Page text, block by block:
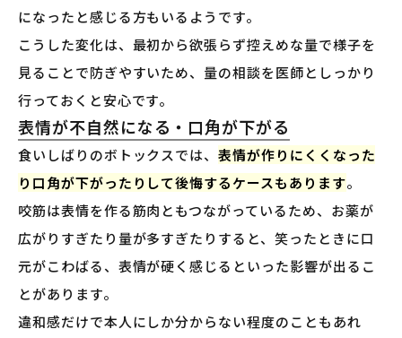
になったと感じる方もいるようです。
こうした変化は、最初から欲張らず控えめな量で様子を
見ることで防ぎやすいため、量の相談を医師としっかり
行っておくと安心です。
表情が不自然になる・口角が下がる
食いしばりのボトックスでは、表情が作りにくくなった
り口角が下がったりして後悔するケースもあります。
咬筋は表情を作る筋肉ともつながっているため、お薬が
広がりすぎたり量が多すぎたりすると、笑ったときに口
元がこわばる、表情が硬く感じるといった影響が出るこ
とがあります。
違和感だけで本人にしか分からない程度のこともあれ